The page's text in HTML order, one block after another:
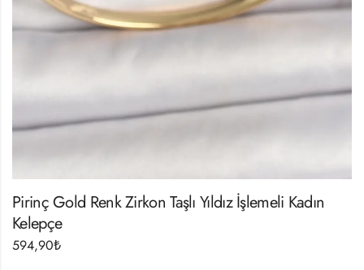
Pirinç Gold Renk Zirkon Taşlı Yıldız İşlemeli Kadın
Kelepçe
594,90₺